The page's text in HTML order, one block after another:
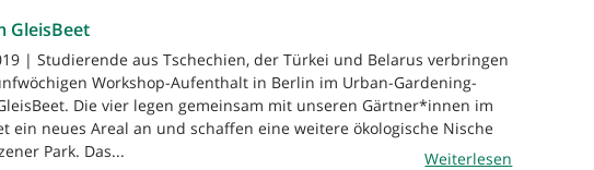
GleisBeet
| Studierende aus Tschechien, der Türkei und Belarus verbringen
Workshop-Aufenthalt in Berlin im Urban-Gardening-
Die vier legen gemeinsam mit unseren Gärtner*innen im
ein neues Areal an und schaffen eine weitere ökologische Nische
Park. Das...
Weiterlesen